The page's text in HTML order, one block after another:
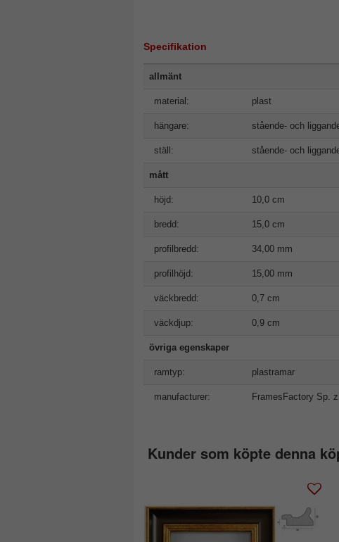
Specifikation
allmänt
material: plast
hängare: stående- och
ställ: stående- och
mått
höjd: 10,0 cm
bredd: 15,0 cm
profilbredd: 34,00 mm
profilhöjd: 15,00 mm
väckbredd: 0,7 cm
väckdjup: 0,9 cm
övriga egenskaper
ramtyp: plastramar
manufacturer: FramesFactory Sp.
Kunder som köpte denna